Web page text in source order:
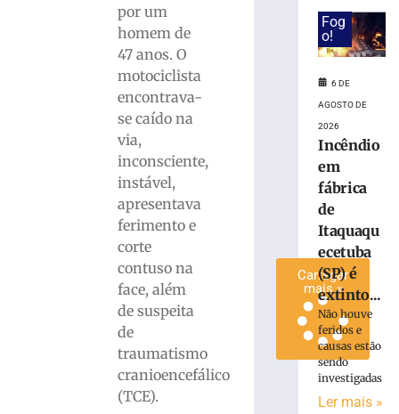
por um
homem de
47 anos. O
motociclista
encontrava-
se caído na
via,
inconsciente,
instável,
apresentava
ferimento e
corte
contuso na
face, além
de suspeita
de
traumatismo
cranioencefálico
(TCE).
margens
Papanduva
Carregar
mais »
Fog
o!
6 DE
AGOSTO DE
2026
Incêndio
em
fábrica
de
Itaquaqu
ecetuba
(SP) é
extinto...
Não houve
feridos e
causas estão
sendo
investigadas
Ler mais »